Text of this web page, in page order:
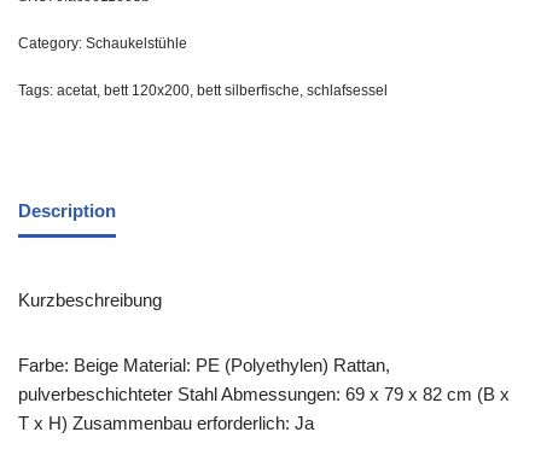
Category: Schaukelstühle
Tags: acetat, bett 120x200, bett silberfische, schlafsessel
Description
Kurzbeschreibung
Farbe: Beige Material: PE (Polyethylen) Rattan,
pulverbeschichteter Stahl Abmessungen: 69 x 79 x 82 cm (B x
T x H) Zusammenbau erforderlich: Ja